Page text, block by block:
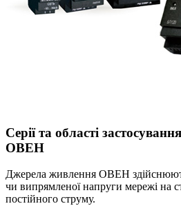
Серії та області
ОВЕН
Джерела живлення ОВЕН
чи випрямленої напруги мережі на
постійного струму.